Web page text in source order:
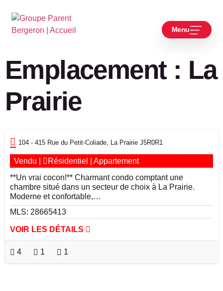
Menu
Emplacement : La
Prairie
104 - 415 Rue du Petit-Coliade, La Prairie J5R0R1
Vendu Résidentiel
Appartement
**Un vrai cocon!** Charmant condo comptant une
chambre situé dans un secteur de choix à La Prairie.
Moderne et confortable,…
MLS: 28665413
VOIR LES DÉTAILS
4 1 1